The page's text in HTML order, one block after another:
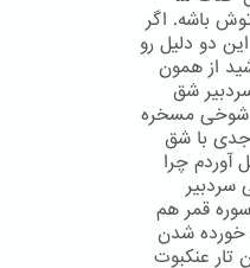
باشه. اگر
دو دلیل رو
از همون
شق
شوخی مسخره
جدی با شق
اش کردم. من 5 دلیل آوردم چرا
سردبیر
قمر هم
خورده شدن
تار عنکبوت